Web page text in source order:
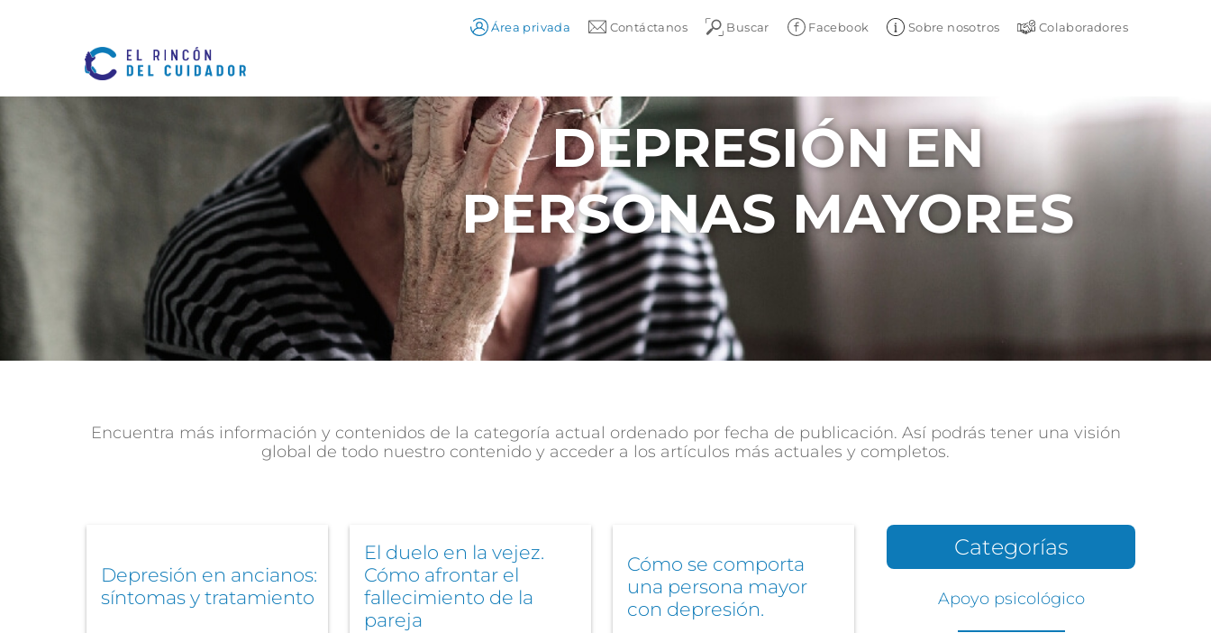
Área privada Contáctanos Buscar Facebook Sobre nosotros Colaboradores
DEPRESIÓN EN
PERSONAS MAYORES
Encuentra más información y contenidos de la categoría actual ordenado por fecha de publicación. Así podrás tener una visión
global de todo nuestro contenido y acceder a los artículos más actuales y completos.
Depresión en ancianos:
síntomas y tratamiento
El duelo en la vejez.
Cómo afrontar el
fallecimiento de la
pareja
Cómo se comporta
una persona mayor
con depresión.
Categorías
Apoyo psicológico